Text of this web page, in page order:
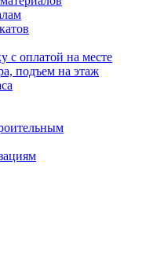
с оплатой на месте
подъем на этаж